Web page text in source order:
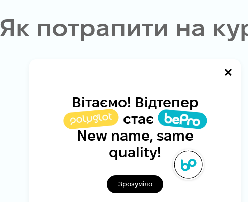
Вітаємо! Відтепер
стає
New name, same
quality!
Зрозуміло
Як потрапити на